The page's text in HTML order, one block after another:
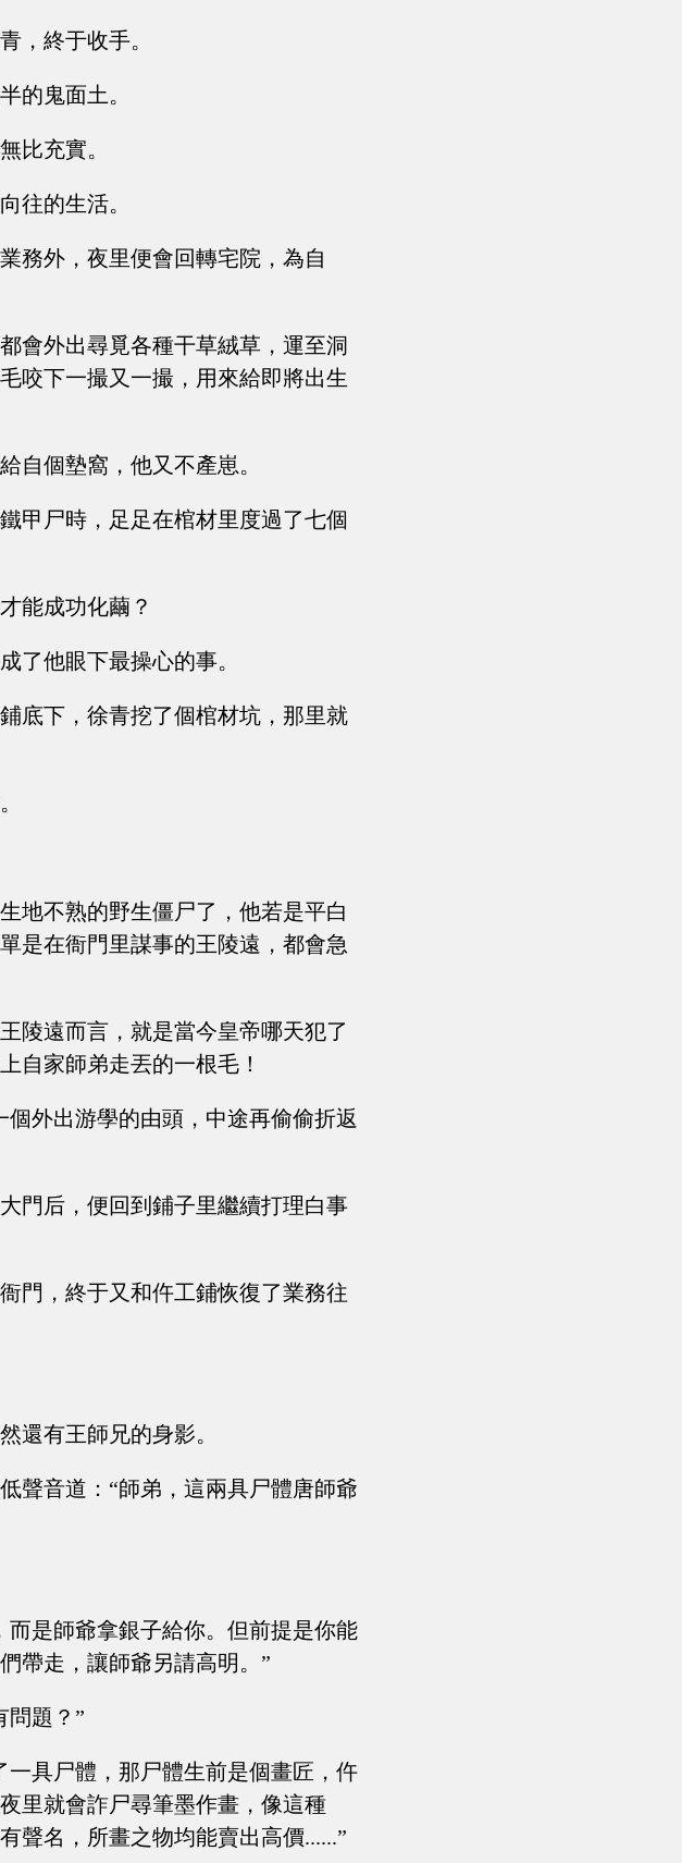
，終于收手。
的鬼面土。
比充實。
往的生活。
務外，夜里便會回轉宅院，為自
會外出尋覓各種干草絨草，運至洞
咬下一撮又一撮，用來給即將出生
自個墊窩，他又不產崽。
甲尸時，足足在棺材里度過了七個
能成功化繭？
了他眼下最操心的事。
底下，徐青挖了個棺材坑，那里就
地不熟的野生僵尸了，他若是平白
是在衙門里謀事的王陵遠，都會急
陵遠而言，就是當今皇帝哪天犯了
自家師弟走丟的一根毛！
外出游學的由頭，中途再偷偷折返
門后，便回到鋪子里繼續打理白事
門，終于又和仵工鋪恢復了業務往
還有王師兄的身影。
聲音道：“師弟，這兩具尸體唐師爺
是師爺拿銀子給你。但前提是你能
帶走，讓師爺另請高明。”
問題？”
具尸體，那尸體生前是個畫匠，仵
里就會詐尸尋筆墨作畫，像這種
聲名，所畫之物均能賣出高價......”